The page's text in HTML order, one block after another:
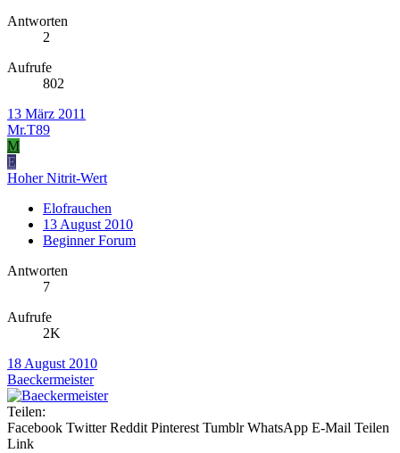
Antworten
2
Aufrufe
802
13 März 2011
Mr.T89
M
E
Hoher Nitrit-Wert
Elofrauchen
13 August 2010
Beginner Forum
Antworten
7
Aufrufe
2K
18 August 2010
Baeckermeister
Teilen:
Facebook Twitter Reddit Pinterest Tumblr WhatsApp E-Mail Teilen
Link